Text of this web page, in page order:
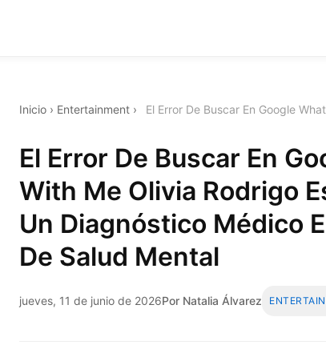
Inicio › Entertainment › El Error De Buscar En Google
El Error De Buscar En
With Me Olivia Rodrigo
Un Diagnóstico Médico
De Salud Mental
jueves, 11 de junio de 2026Por Natalia Álvarez